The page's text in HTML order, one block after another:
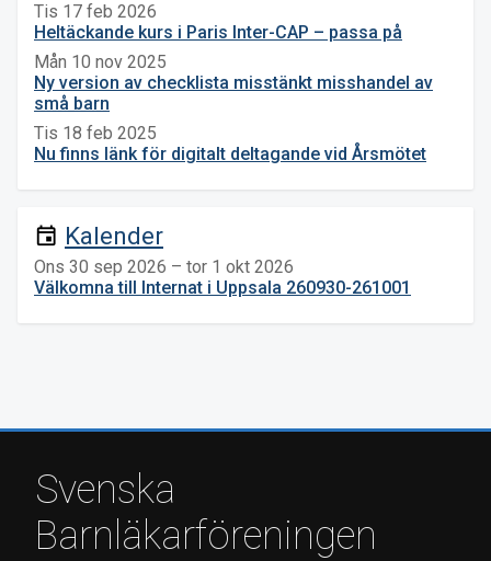
Tis 17 feb 2026
Heltäckande kurs i Paris Inter-CAP – passa på
Mån 10 nov 2025
Ny version av checklista misstänkt misshandel av
små barn
Tis 18 feb 2025
Nu finns länk för digitalt deltagande vid Årsmötet
event Kalender
Ons 30 sep 2026 – tor 1 okt 2026
Välkomna till Internat i Uppsala 260930-261001
Svenska
Barnläkarföreningen